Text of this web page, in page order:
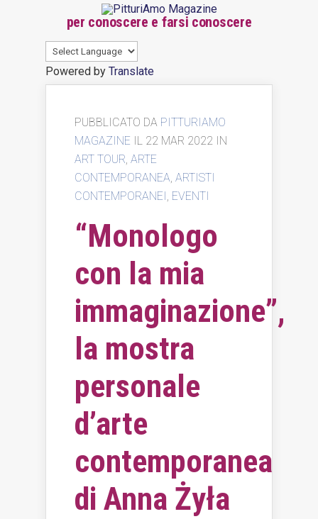
per conoscere e farsi conoscere
Powered by Translate
PUBBLICATO DA PITTURIAMO
MAGAZINE IL 22 MAR 2022 IN
ART TOUR, ARTE
CONTEMPORANEA, ARTISTI
CONTEMPORANEI , EVENTI
“Monologo
con la mia
immaginazione”,
la mostra
personale
d’arte
contemporanea
di Anna Żyła